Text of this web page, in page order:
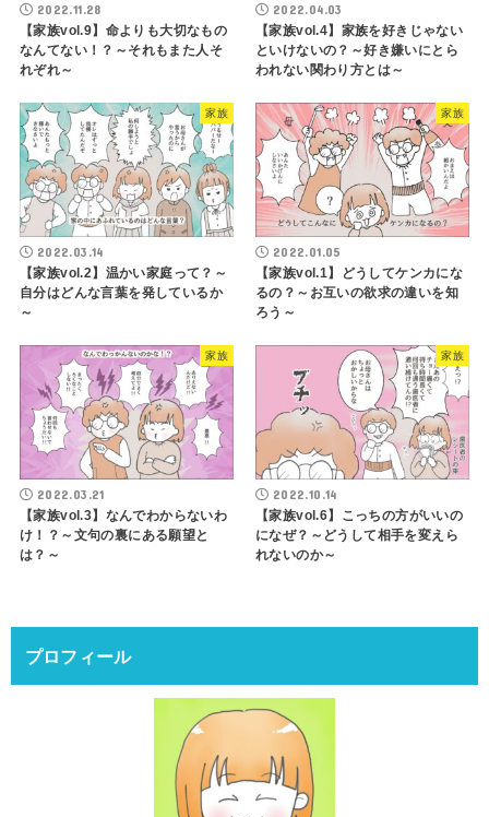
2022.11.28
【家族vol.9】命よりも大切なもの
なんてない！？～それもまた人そ
れぞれ～
2022.04.03
【家族vol.4】家族を好きじゃない
といけないの？～好き嫌いにとら
われない関わり方とは～
家族
2022.03.14
【家族vol.2】温かい家庭って？～
自分はどんな言葉を発しているか
～
家族
2022.01.05
【家族vol.1】どうしてケンカにな
るの？～お互いの欲求の違いを知
ろう～
家族
2022.03.21
【家族vol.3】なんでわからないわ
け！？～文句の裏にある願望と
は？～
家族
2022.10.14
【家族vol.6】こっちの方がいいの
になぜ？～どうして相手を変えら
れないのか～
プロフィール